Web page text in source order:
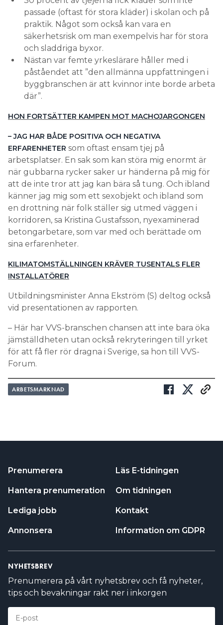
passade (oftast för stora kläder) i skolan och på
praktik. Något som också kan vara en
säkerhetsrisk om man exempelvis har för stora
och sladdriga byxor.
Nästan var femte yrkeslärare håller med i
påståendet att ”den allmänna uppfattningen i
byggbranschen är att kvinnor inte borde arbeta
där”.
HON FORTSÄTTER KAMPEN MOT MACHOJARGONGEN
– JAG HAR BÅDE POSITIVA OCH NEGATIVA
ERFARENHETER som oftast ensam tjej på
arbetsplatser. En sak som kan störa mig enormt är
när gubbarna rycker saker ur händerna på mig för
att de inte tror att jag kan bära så tung. Och ibland
känner jag mig som ett sexobjekt och ibland som
en drottning när folk ställer sig utmed väggen i
korridoren, sa Kristina Gustafsson, nyexaminerad
betongarbetare, som var med och berättade om
sina erfarenheter.
KILIMATOMSTÄLLNINGEN KRÄVER TUSENTALS FLER
INSTALLATÖRER
Utbildningsminister Anna Ekström (S) deltog också
vid presentationen av rapporten.
– Här har VVS-branschen chansen att inte bara öka
jämställdheten utan också rekryteringen till yrket
för att få fler rör dragna i Sverige, sa hon till VVS-
Forum.
ARBETSMARKNAD
Prenumerera
Hantera prenumeration
Lediga jobb
Annonsera
Läs E-tidningen
Om tidningen
Kontakt
Information om GDPR
NYHETSBREV
Prenumerera på vårt nyhetsbrev och få nyheter,
tips och bevakningar rakt ner i inkorgen